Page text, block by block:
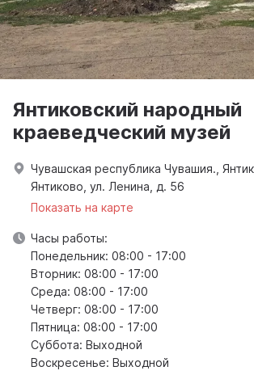
Янтиковский народный
краеведческий музей
Чувашская республика Чувашия.,
Янтиково, ул. Ленина, д. 56
Показать на карте
Часы работы:
Понедельник: 08:00 - 17:00
Вторник: 08:00 - 17:00
Среда: 08:00 - 17:00
Четверг: 08:00 - 17:00
Пятница: 08:00 - 17:00
Суббота: Выходной
Воскресенье: Выходной